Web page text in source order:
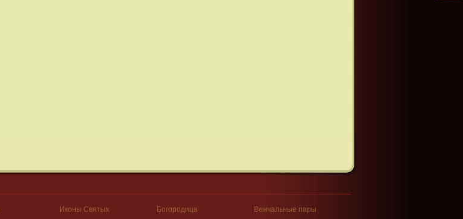
Иконы Святых Богородица Венчальные пары